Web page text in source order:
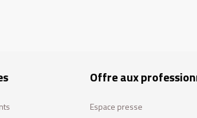
Offre aux
Espace presse